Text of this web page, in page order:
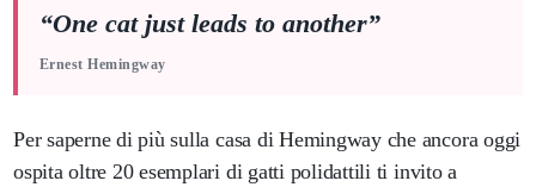
“One cat just leads to another”
Ernest Hemingway
Per saperne di più sulla casa di Hemingway che ancora oggi
ospita oltre 20 esemplari di gatti polidattili ti invito a